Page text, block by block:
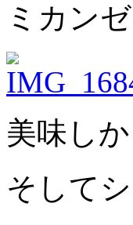
ミカン
美味し
そして